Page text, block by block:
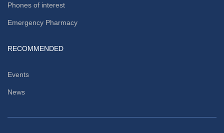
Phones of interest
Emergency Pharmacy
RECOMMENDED
Events
News